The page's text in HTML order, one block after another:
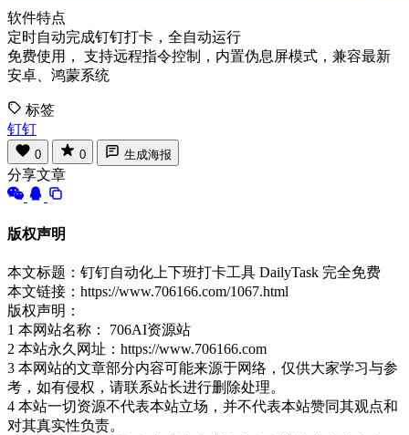
软件特点
定时自动完成钉钉打卡，全自动运行
免费使用， 支持远程指令控制，内置伪息屏模式，兼容最新
安卓、鸿蒙系统
标签
钉钉
0 0 生成海报
分享文章
版权声明
本文标题：钉钉自动化上下班打卡工具 DailyTask 完全免费
本文链接：https://www.706166.com/1067.html
版权声明：
1 本网站名称： 706AI资源站
2 本站永久网址：https://www.706166.com
3 本网站的文章部分内容可能来源于网络，仅供大家学习与参
考，如有侵权，请联系站长进行删除处理。
4 本站一切资源不代表本站立场，并不代表本站赞同其观点和
对其真实性负责。